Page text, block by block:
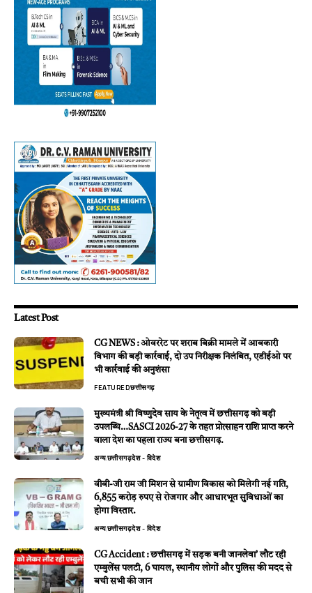
Latest Post
CG NEWS : ओवररेट पर शराब बिक्री मामले में आबकारी
विभाग की बड़ी कार्रवाई, दो उप निरीक्षक निलंबित, एडीईओ पर
भी कार्रवाई की अनुशंसा
FEATUREDछत्तीसगढ़
मुख्यमंत्री श्री विष्णुदेव साय के नेतृत्व में छत्तीसगढ़ को बड़ी
उपलब्धि…SASCI 2026-27 के तहत प्रोत्साहन राशि प्राप्त करने
वाला देश का पहला राज्य बना छत्तीसगढ़.
अन्यछत्तीसगढ़देश - विदेश
वीबी-जी राम जी मिशन से ग्रामीण विकास को मिलेगी नई गति,
6,855 करोड़ रुपए से रोजगार और आधारभूत सुविधाओं का
होगा विस्तार.
अन्यछत्तीसगढ़देश - विदेश
CG Accident : छत्तीसगढ़ में सड़क बनी जानलेवा’ लौट रही
एम्बुलेंस पलटी, 6 घायल, स्थानीय लोगों और पुलिस की मदद से
बची सभी की जान